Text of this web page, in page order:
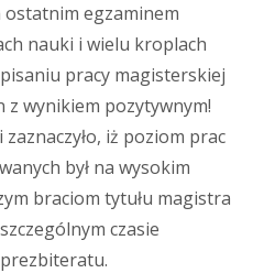
egzaminem
nauki i wielu kroplach
pracy magisterskiej
z wynikiem pozytywnym!
iż poziom prac
był na wysokim
braciom tytułu magistra
czasie